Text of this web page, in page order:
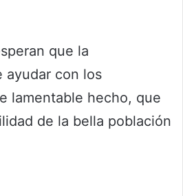
que la
ayudar con los
lamentable hecho, que
de la bella población